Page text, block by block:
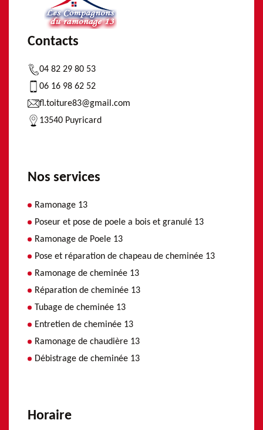
Contacts
04 82 29 80 53
06 16 98 62 52
fl.toiture83@gmail.com
13540 Puyricard
Nos services
Ramonage 13
Poseur et pose de poele a bois et granulé 13
Ramonage de Poele 13
Pose et réparation de chapeau de cheminée 13
Ramonage de cheminée 13
Réparation de cheminée 13
Tubage de cheminée 13
Entretien de cheminée 13
Ramonage de chaudière 13
Débistrage de cheminée 13
Horaire